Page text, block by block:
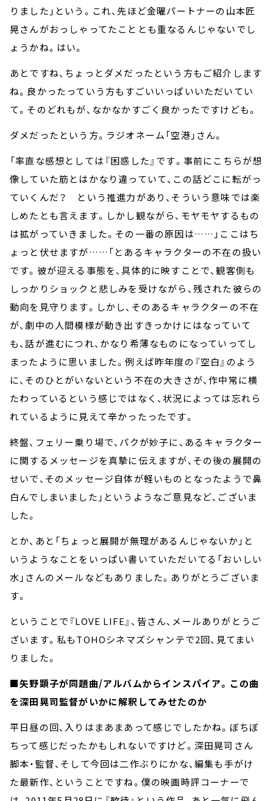
りました」という。これ、先ほど金曜パートナーの山本匠
晃さんがおっしゃってたこととも重なるんじゃないでし
ょうかね。はい。
あとですね、ちょっとダメだったという方もご紹介します
ね。良かったっていう方もすごいいっぱいいただいてい
て。そのどれもが、なかなかすごく良かったですけども。
ダメだったという方。ラジオネーム「空港」さん。
「率直な感想としては『困惑した』です。事前にこちらが想
像していた筋とはかなり違っていて、この話どこに転がっ
ていくんだ？ という推進力があり、そういう意味では楽
しめたとも言えます。しかし観ながら、モヤモヤするもの
は拡がっていきました。その一番の原因は……」ここはち
ょっと伏せますが……「とあるキャラクターの不在の扱い
です。彼が迎える事態を、具体的に映すことで、観客側も
しっかりショックと悲しみを受けながら、残された彼らの
動向を見守ります。しかし、そのあるキャラクターの不在
が、劇中の人間模様が動き出すきっかけにはなっていて
も、話が進むにつれ、かなり希薄なものになっていってし
まったように思いました。例えば昨年度の『空白』のよう
に、そのひとがいないという不在の大きさが、作中常に横
たわっているという感じではなく、状況によっては忘れら
れているように見えて辛かったったです。
終盤、フェリー乗り場で、パクが妙子に、あるキャラクター
に関するメッセージを真摯に伝えますが、その後の展開の
せいで、そのメッセージ自体が軽いものとなったようで鼻
白んでしまいました」というようなご意見など、ございま
した。
とか、あと「ちょっと展開が無理があるんじゃないか」と
いうようなことをいっぱい書いていただいてる「おいしい
水」さんのメールなどもありました。ありがとうございま
す。
ということで『LOVE LIFE』、皆さん、メールありがとうご
ざいます。私もTOHOシネマズシャンテで2回、見てまい
りました。
■矢野顕子が同題曲/アルバムからインスパイア。この曲
を深田晃司監督がいかに解釈してみせたのか
平日昼の回、入りはまあまあって感じでしたかね。ぼちぼ
ちって感じだったかもしれないですけど。深田晃司さん
脚本・監督、そして今回は二作ぶりにかな、編集も手がけ
た最新作、ということですね。僕の映画時評コーナーで